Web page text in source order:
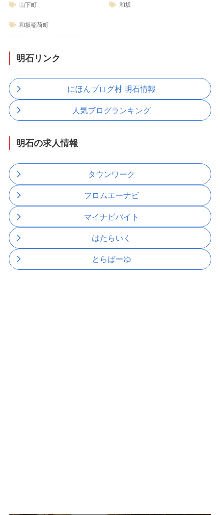
山下町 和坂
和坂稲荷町
明石リンク
にほんブログ村 明石情報
人気ブログランキング
明石の求人情報
タウンワーク
フロムエーナビ
マイナビバイト
はたらいく
とらばーゆ